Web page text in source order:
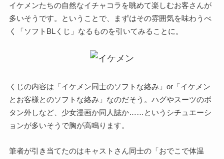
イケメンたちの自然なイチャコラを眺めて楽しむお客さんが
多いそうです。ということで、まずはその雰囲気を味わうべ
く「ソフトBLくじ」なるものを引いてみることに。
くじの内容は「イケメン同士のソフトな絡み」or「イケメン
とお客様とのソフトな絡み」なのだそう。ハグやスーツのボ
タン外しなど、少女漫画か同人誌か……というシチュエーシ
ョンが多いそうで胸が高鳴ります。
筆者が引き当てたのはキャストさん同士の「おでこで体温